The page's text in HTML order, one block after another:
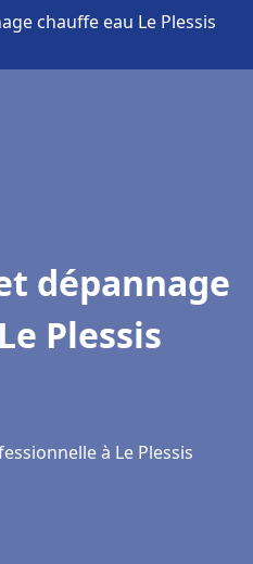
chauffe eau Le Plessis
dépannage
Plessis
à Le Plessis